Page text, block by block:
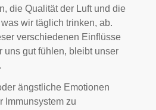
die Qualität der Luft und die
wir täglich trinken, ab.
verschiedenen Einflüsse
uns gut fühlen, bleibt unser
ängstliche Emotionen
Immunsystem zu